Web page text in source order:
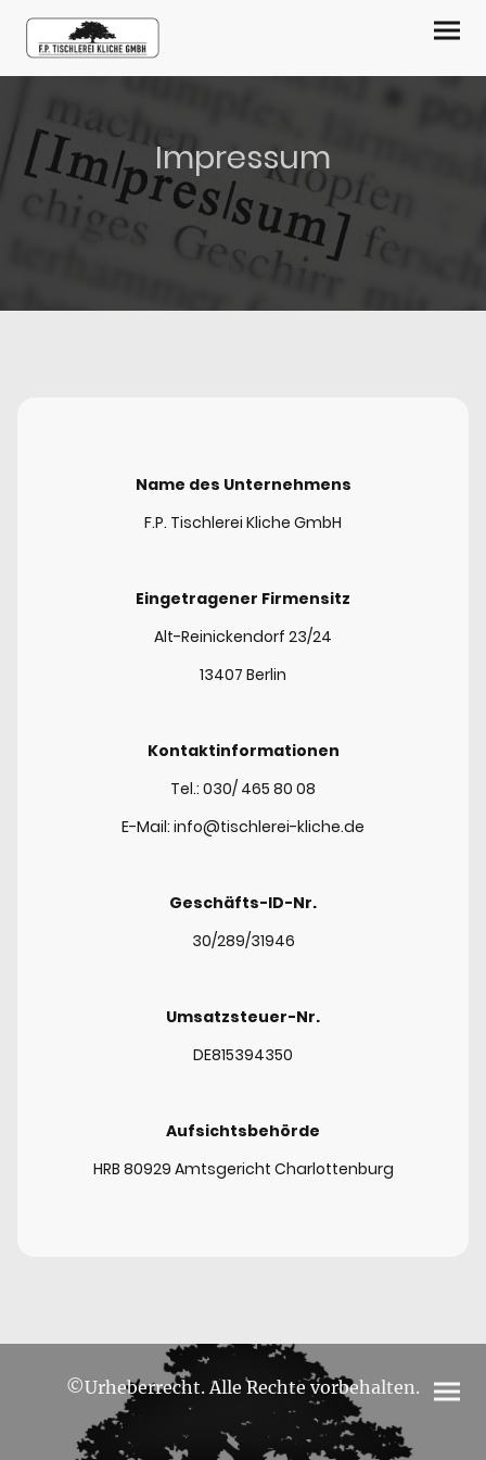
Impressum
Name des Unternehmens
F.P. Tischlerei Kliche GmbH
Eingetragener Firmensitz
Alt-Reinickendorf 23/24
13407 Berlin
Kontaktinformationen
Tel.: 030/ 465 80 08
E-Mail: info@tischlerei-kliche.de
Geschäfts-ID-Nr.
30/289/31946
Umsatzsteuer-Nr.
DE815394350
Aufsichtsbehörde
HRB 80929 Amtsgericht Charlottenburg
©Urheberrecht. Alle Rechte vorbehalten.